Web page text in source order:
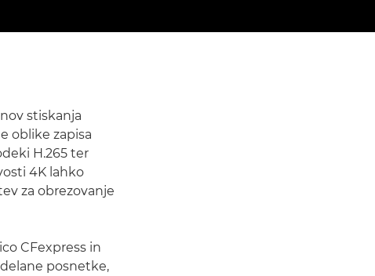
stiskanja
oblike zapisa
H.265 ter
4K lahko
za obrezovanje
CFexpress in
posnetke,